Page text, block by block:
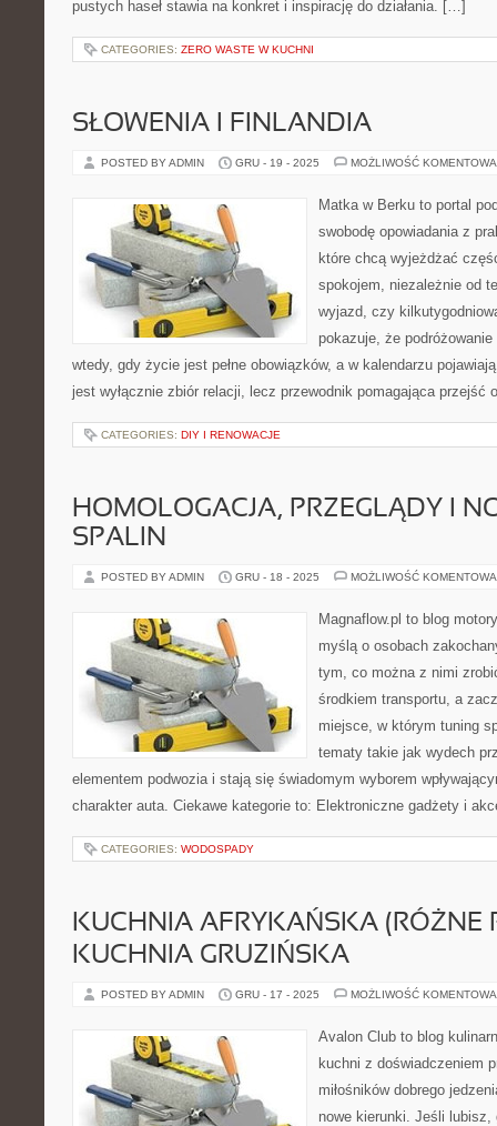
pustych haseł stawia na konkret i inspirację do działania. […]
CATEGORIES: ZERO WASTE W KUCHNI
SŁOWENIA I FINLANDIA
POSTED BY ADMIN GRU - 19 - 2025 MOŻLIWOŚĆ
Matka w Berku to portal
swobodę opowiadania z
które chcą wyjeżdżać
spokojem, niezależnie od
wyjazd, czy
pokazuje, że
wtedy, gdy życie jest pełne obowiązków, a w kalendarzu
jest wyłącznie zbiór relacji, lecz przewodnik pomagająca przejść
CATEGORIES: DIY I RENOWACJE
HOMOLOGACJA, PRZEGLĄDY I
SPALIN
POSTED BY ADMIN GRU - 18 - 2025 MOŻLIWOŚĆ
Magnaflow.pl to blog
myślą o osobach
tym, co można z nimi
środkiem transportu, a
miejsce, w którym tuning
tematy takie jak wydech
elementem podwozia i stają się świadomym wyborem
charakter auta. Ciekawe kategorie to: Elektroniczne gadżety i
CATEGORIES: WODOSPADY
KUCHNIA AFRYKAŃSKA (RÓŻNE
KUCHNIA GRUZIŃSKA
POSTED BY ADMIN GRU - 17 - 2025 MOŻLIWOŚĆ
Avalon Club to blog
kuchni z doświadczeniem
miłośników dobrego
nowe kierunki. Jeśli lubisz,